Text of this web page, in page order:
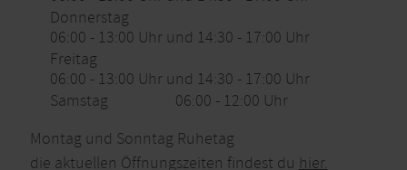
Donnerstag
06:00 - 13:00 Uhr und 14:30 - 17:00 Uhr
Freitag
06:00 - 13:00 Uhr und 14:30 - 17:00 Uhr
Samstag
06:00 - 12:00 Uhr
Montag und Sonntag Ruhetag
die aktuellen Öffnungszeiten findest du hier.